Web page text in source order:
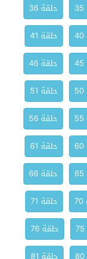
حلقة 36
حلقة 41
حلقة 46
حلقة 51
حلقة 56
حلقة 61
حلقة 66
حلقة 71
حلقة 76